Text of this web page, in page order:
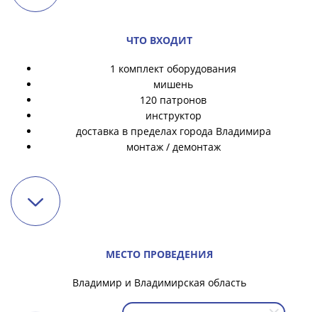
ЧТО ВХОДИТ
1 комплект оборудования
мишень
120 патронов
инструктор
доставка в пределах города Владимира
монтаж / демонтаж
МЕСТО ПРОВЕДЕНИЯ
Владимир и Владимирская область